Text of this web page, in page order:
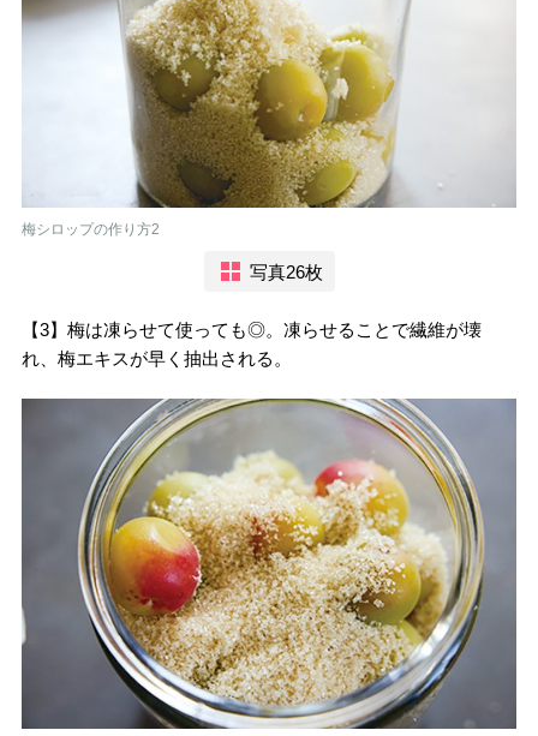
梅シロップの作り方2
写真26枚
【3】梅は凍らせて使っても◎。凍らせることで繊維が壊
れ、梅エキスが早く抽出される。